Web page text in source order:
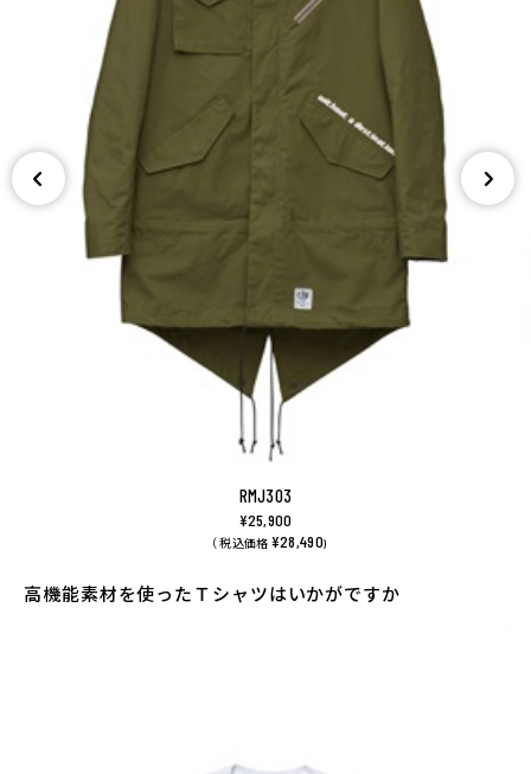
RMJ303
¥25,900
（ 税込価格 ¥28,490)
高機能素材を使ったＴシャツはいかがですか